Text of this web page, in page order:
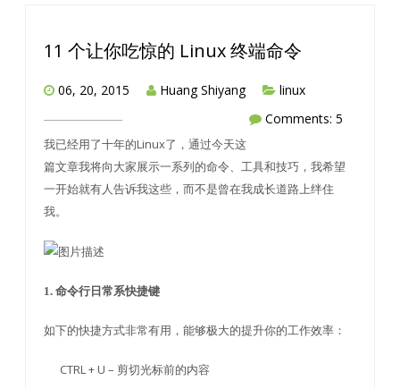
11 个让你吃惊的 Linux 终端命令
06, 20, 2015 Huang Shiyang
linux
Comments: 5
我已经用了十年的Linux了，通过今天这
篇文章我将向大家展示一系列的命令、工具和技巧，我希望
一开始就有人告诉我这些，而不是曾在我成长道路上绊住
我。
1. 命令行日常系快捷键
如下的快捷方式非常有用，能够极大的提升你的工作效率：
CTRL + U – 剪切光标前的内容